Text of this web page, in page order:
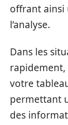
offrant ainsi
l’analyse.
Dans les
votre
permettant
des